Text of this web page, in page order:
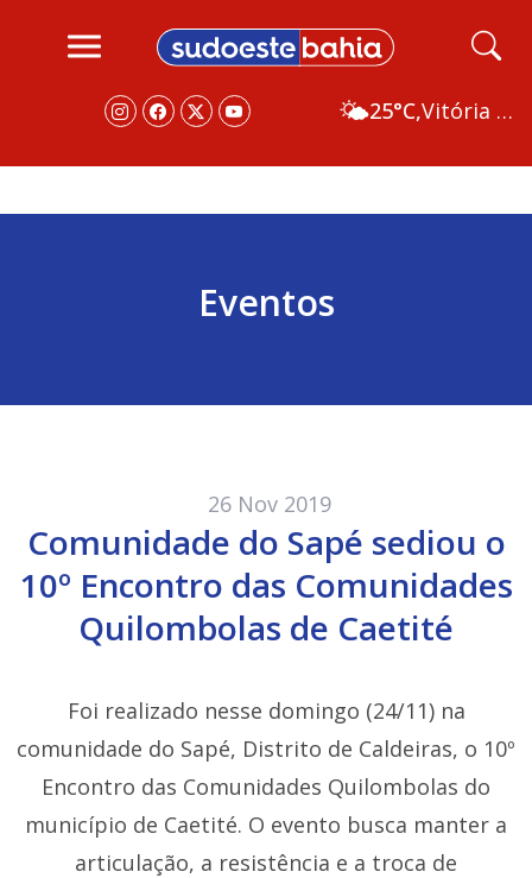
🌤️25°C, Vitória da Conquista
Eventos
26 Nov 2019
Comunidade do Sapé sediou o
10º Encontro das Comunidades
Quilombolas de Caetité
Foi realizado nesse domingo (24/11) na
comunidade do Sapé, Distrito de Caldeiras, o 10º
Encontro das Comunidades Quilombolas do
município de Caetité. O evento busca manter a
articulação, a resistência e a troca de